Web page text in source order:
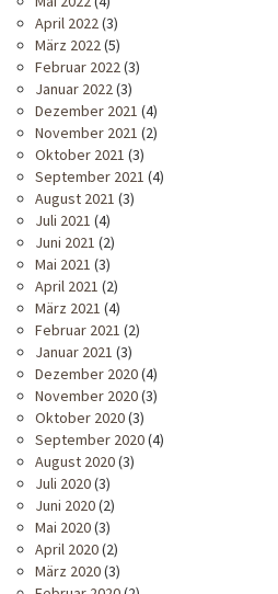
April 2022(3)
März 2022(5)
Februar 2022(3)
Januar 2022(3)
Dezember 2021 (4)
November 2021 (2)
Oktober 2021 (3)
September 2021 (4)
August 2021 (3)
Juli 2021 (4)
Juni 2021 (2)
Mai 2021 (3)
April 2021 (2)
März 2021 (4)
Februar 2021 (2)
Januar 2021 (3)
Dezember 2020(4)
November 2020(3)
Oktober 2020(3)
September 2020(4)
August 2020(3)
Juli 2020(3)
Juni 2020(2)
Mai 2020(3)
April 2020(2)
März 2020(3)